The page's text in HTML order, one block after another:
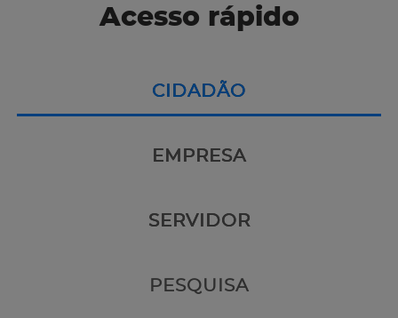
Acesso rápido
CIDADÃO
EMPRESA
SERVIDOR
PESQUISA